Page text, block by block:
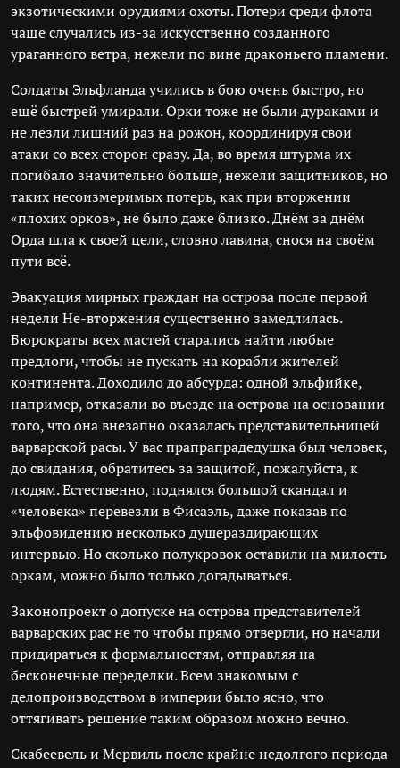
экзотическими орудиями охоты. Потери среди флота
чаще случались из-за искусственно созданного
ураганного ветра, нежели по вине драконьего пламени.
Солдаты Эльфланда учились в бою очень быстро, но
ещё быстрей умирали. Орки тоже не были дураками и
не лезли лишний раз на рожон, координируя свои
атаки со всех сторон сразу. Да, во время штурма их
погибало значительно больше, нежели защитников, но
таких несоизмеримых потерь, как при вторжении
«плохих орков», не было даже близко. Днём за днём
Орда шла к своей цели, словно лавина, снося на своём
пути всё.
Эвакуация мирных граждан на острова после первой
недели Не-вторжения существенно замедлилась.
Бюрократы всех мастей старались найти любые
предлоги, чтобы не пускать на корабли жителей
континента. Доходило до абсурда: одной эльфийке,
например, отказали во въезде на острова на основании
того, что она внезапно оказалась представительницей
варварской расы. У вас прапрапрадедушка был человек,
до свидания, обратитесь за защитой, пожалуйста, к
людям. Естественно, поднялся большой скандал и
«человека» перевезли в Фисаэль, даже показав по
эльфовидению несколько душераздирающих
интервью. Но сколько полукровок оставили на милость
оркам, можно было только догадываться.
Законопроект о допуске на острова представителей
варварских рас не то чтобы прямо отвергли, но начали
придираться к формальностям, отправляя на
бесконечные переделки. Всем знакомым с
делопроизводством в империи было ясно, что
оттягивать решение таким образом можно вечно.
Скабеевель и Мервиль после крайне недолгого периода